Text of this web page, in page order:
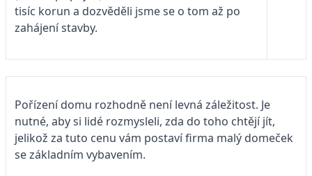
tisíc korun a dozvěděli jsme se o tom až po
zahájení stavby.
Pořízení domu rozhodně není levná záležitost. Je
nutné, aby si lidé rozmysleli, zda do toho chtějí jít,
jelikož za tuto cenu vám postaví firma malý domeček
se základním vybavením.